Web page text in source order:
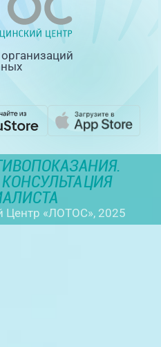
«ЛОТОС», 2025